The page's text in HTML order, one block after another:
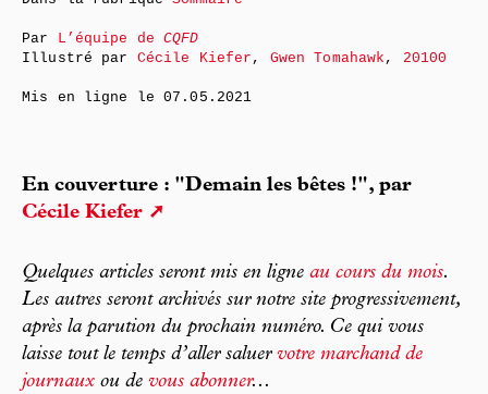
En couverture : "Demain les bêtes !", par
Cécile Kiefer
Quelques articles seront mis en ligne au cours du mois.
Les autres seront archivés sur notre site progressivement,
après la parution du prochain numéro. Ce qui vous
laisse tout le temps d’aller saluer votre marchand de
journaux ou de vous abonner...
Par L’équipe deCQFD
Illustré par Cécile Kiefer , Gwen Tomahawk , 20100
Mis en ligne le07.05.2021